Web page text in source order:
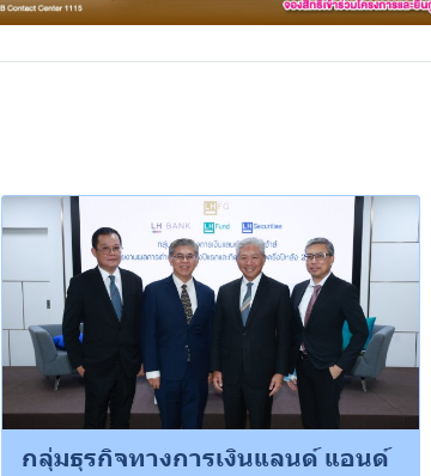
กลุ่มธุรกิจทางการเงินแลนด์ แอนด์